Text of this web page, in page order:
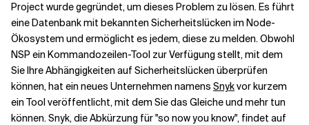
Project wurde gegründet, um dieses Problem zu lösen. Es führt
eine Datenbank mit bekannten Sicherheitslücken im Node-
Ökosystem und ermöglicht es jedem, diese zu melden. Obwohl
NSP ein Kommandozeilen-Tool zur Verfügung stellt, mit dem
Sie Ihre Abhängigkeiten auf Sicherheitslücken überprüfen
können, hat ein neues Unternehmen namens Snykvor kurzem
ein Tool veröffentlicht, mit dem Sie das Gleiche und mehr tun
können. Snyk, die Abkürzung für "so now you know", findet auf